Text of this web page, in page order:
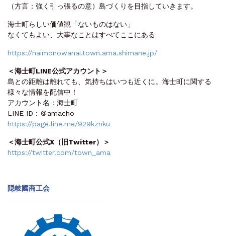
（方言：強く引っ張るの意）島づくりを目指していきます。
海士町らしい価値観「ないものはない」
なくてもよい、大事なことはすべてここにある
https://naimonowanai.town.ama.shimane.jp/
＜海士町LINE公式アカウント＞
島との距離は離れても、気持ちはいつも近くに。海士町に関する
様々な情報を配信中！
アカウント名：海士町
LINE ID：＠amacho
https://page.line.me/929kznku
＜海士町公式X（旧Twitter）＞
https://twitter.com/town_ama
隠岐國商工会